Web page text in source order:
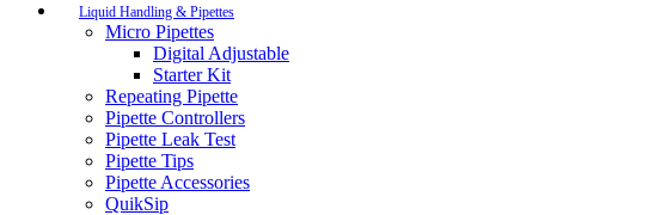
Liquid Handling & Pipettes
Micro Pipettes
Digital Adjustable
Starter Kit
Repeating Pipette
Pipette Controllers
Pipette Leak Test
Pipette Tips
Pipette Accessories
QuikSip